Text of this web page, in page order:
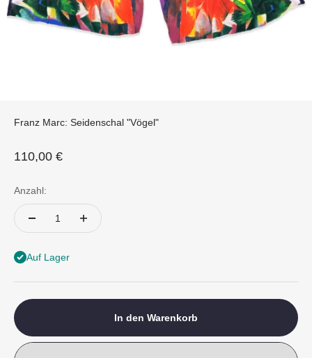
Franz Marc: Seidenschal "Vögel"
Angebot
110,00 €
Anzahl:
Auf Lager
In den Warenkorb